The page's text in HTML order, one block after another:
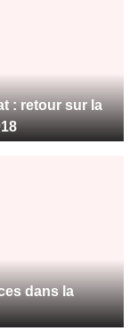
: retour sur la
dans la